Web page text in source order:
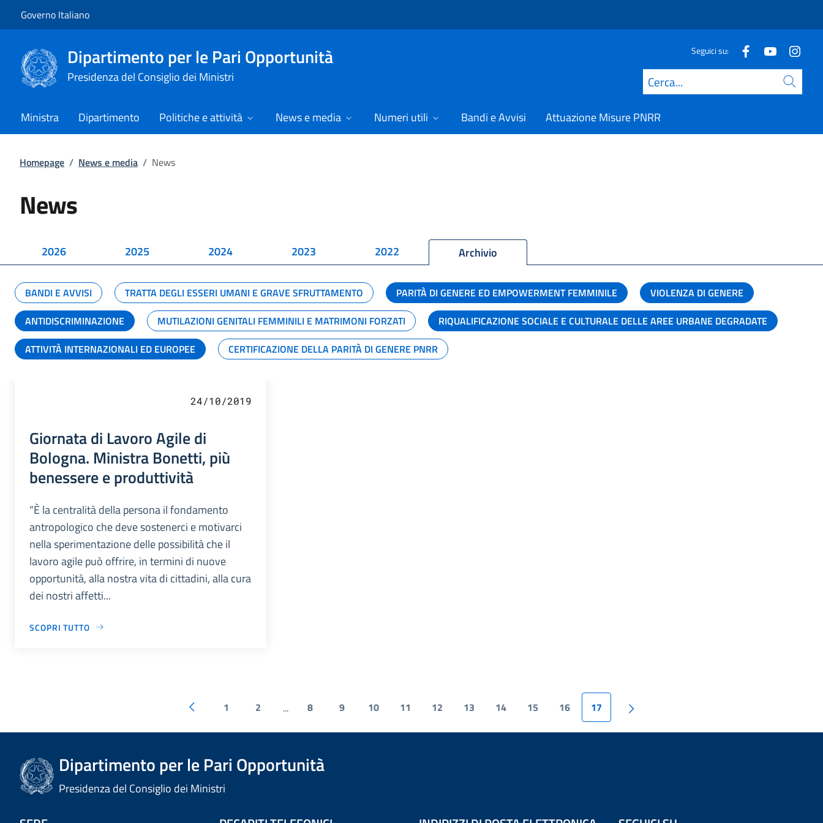
Governo Italiano
Dipartimento per le Pari Opportunità
Presidenza del Consiglio dei Ministri
Seguici su:
Cerca
Ministra Dipartimento Politiche e attività News e media Numeri utili Bandi e Avvisi Attuazione Misure PNRR
Homepage / News e media / News
News
2026 2025 2024 2023 2022 Archivio
BANDI E AVVISI TRATTA DEGLI ESSERI UMANI E GRAVE SFRUTTAMENTO PARITÀ DI GENERE ED EMPOWERMENT FEMMINILE
VIOLENZA DI GENERE
ANTIDISCRIMINAZIONE
MUTILAZIONI GENITALI FEMMINILI E MATRIMONI FORZATI
RIQUALIFICAZIONE SOCIALE E CULTURALE DELLE AREE URBANE DEGRADATE
ATTIVITÀ INTERNAZIONALI ED EUROPEE
CERTIFICAZIONE DELLA PARITÀ DI GENERE PNRR
24/10/2019
Giornata di Lavoro Agile di
Bologna. Ministra Bonetti, più
benessere e produttività
“È la centralità della persona il fondamento
antropologico che deve sostenerci e motivarci
nella sperimentazione delle possibilità che il
lavoro agile può offrire, in termini di nuove
opportunità, alla nostra vita di cittadini, alla cura
dei nostri affetti...
SCOPRI TUTTO
1 2 ... 8 9 10 11 12 13 14 15 16 17
Dipartimento per le Pari Opportunità
Presidenza del Consiglio dei Ministri